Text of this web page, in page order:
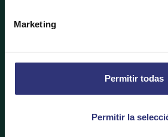
Marketing
Permitir todas
Permitir la
¿Te gustaría comprar Tilda
minoristas tienen tus productos
Dónde comprar